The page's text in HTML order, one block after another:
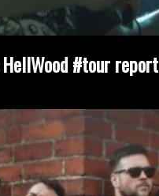
#tour report